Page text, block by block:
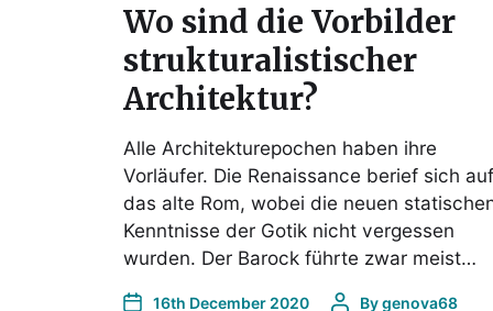
Wo sind die Vorbilder
strukturalistischer
Architektur?
Alle Architekturepochen haben ihre
Vorläufer. Die Renaissance berief sich auf
das alte Rom, wobei die neuen
Kenntnisse der Gotik nicht vergessen
wurden. Der Barock führte zwar meist…
16th December 2020 Bygenova68